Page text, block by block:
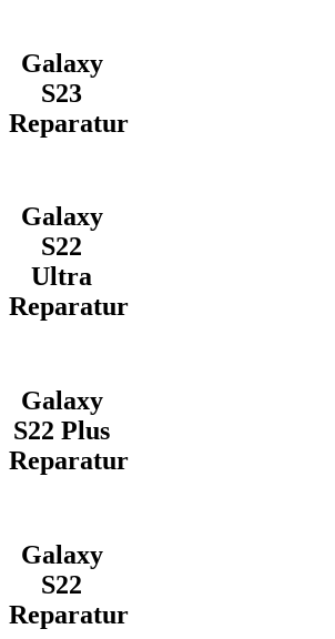
Galaxy
S23
Reparatur
Galaxy
S22
Ultra
Reparatur
Galaxy
S22 Plus
Reparatur
Galaxy
S22
Reparatur